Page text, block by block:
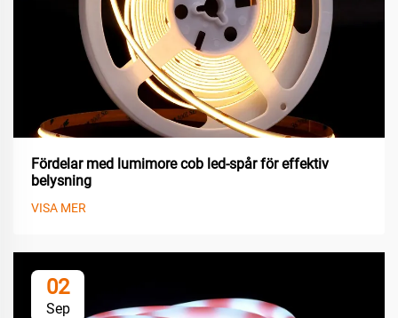
Fördelar med lumimore cob led-spår för effektiv
belysning
VISA MER
02
Sep